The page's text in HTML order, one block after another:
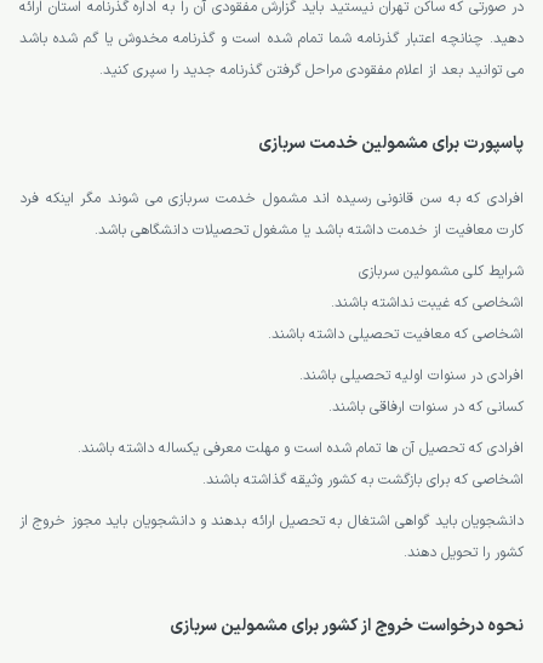
در صورتی که ساکن تهران نیستید باید گزارش مفقودی آن را به اداره گذرنامه استان ارائه
دهید. چنانچه اعتبار گذرنامه شما تمام شده است و گذرنامه مخدوش یا گم شده باشد
می توانید بعد از اعلام مفقودی مراحل گرفتن گذرنامه جدید را سپری کنید.
پاسپورت برای مشمولین خدمت سربازی
افرادی که به سن قانونی رسیده اند مشمول خدمت سربازی می شوند مگر اینکه فرد
کارت معافیت از خدمت داشته باشد یا مشغول تحصیلات دانشگاهی باشد.
شرایط کلی مشمولین سربازی
اشخاصی که غیبت نداشته باشند.
اشخاصی که معافیت تحصیلی داشته باشند.
افرادی در سنوات اولیه تحصیلی باشند.
کسانی که در سنوات ارفاقی باشند.
افرادی که تحصیل آن ها تمام شده است و مهلت معرفی یکساله داشته باشند.
اشخاصی که برای بازگشت به کشور وثیقه گذاشته باشند.
دانشجویان باید گواهی اشتغال به تحصیل ارائه بدهند و دانشجویان باید مجوز خروج از
کشور را تحویل دهند.
نحوه درخواست خروج از کشور برای مشمولین سربازی